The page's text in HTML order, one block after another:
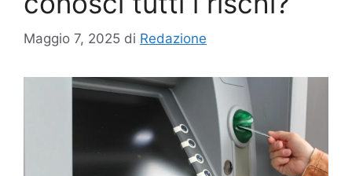
Maggio 7, 2025 di Redazione